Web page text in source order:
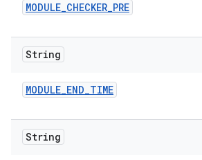
MODULE_CHECKER_PRE
String
MODULE_END_TIME
String